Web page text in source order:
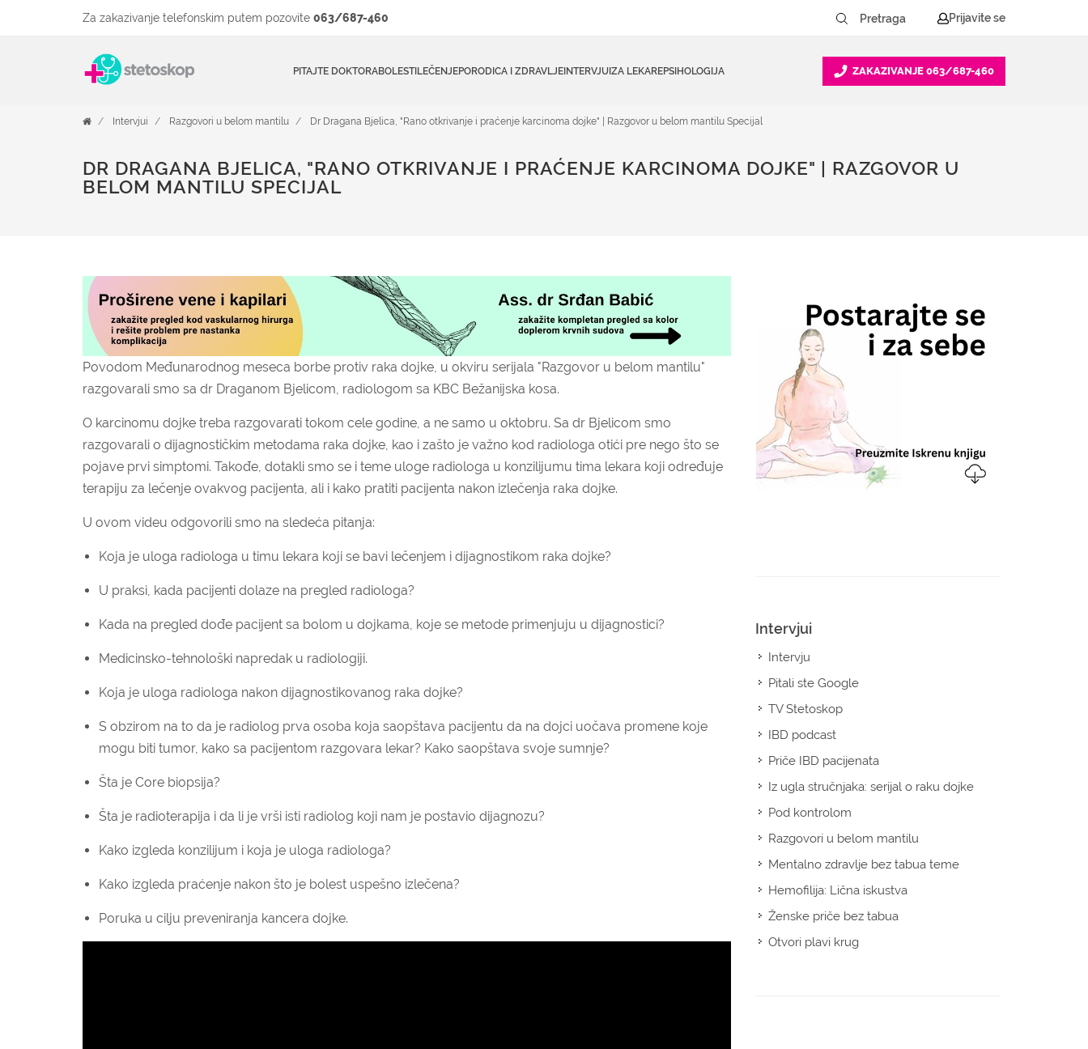
Za zakazivanje telefonskim putem pozovite 063/687-460 Prijavite se
PITAJTE DOKTORABOLESTILEČENJEPORODICA I ZDRAVLJEINTERVJUIZA LEKAREPSIHOLOGIJA ZAKAZIVANJE 063/687-460
Intervjui Razgovori u belom mantilu Dr Dragana Bjelica, "Rano otkrivanje i praćenje karcinoma dojke" | Razgovor u belom mantilu Specijal
DR DRAGANA BJELICA, "RANO OTKRIVANJE I PRAĆENJE KARCINOMA DOJKE" | RAZGOVOR U
BELOM MANTILU SPECIJAL
Povodom Međunarodnog meseca borbe protiv raka dojke, u okviru serijala "Razgovor u belom mantilu"
razgovarali smo sa dr Draganom Bjelicom, radiologom sa KBC Bežanijska kosa.
O karcinomu dojke treba razgovarati tokom cele godine, a ne samo u oktobru. Sa dr Bjelicom smo
razgovarali o dijagnostičkim metodama raka dojke, kao i zašto je važno kod radiologa otići pre nego što se
pojave prvi simptomi. Takođe, dotakli smo se i teme uloge radiologa u konzilijumu tima lekara koji određuje
terapiju za lečenje ovakvog pacijenta, ali i kako pratiti pacijenta nakon izlečenja raka dojke.
U ovom videu odgovorili smo na sledeća pitanja:
Koja je uloga radiologa u timu lekara koji se bavi lečenjem i dijagnostikom raka dojke?
U praksi, kada pacijenti dolaze na pregled radiologa?
Kada na pregled dođe pacijent sa bolom u dojkama, koje se metode primenjuju u dijagnostici?
Medicinsko-tehnološki napredak u radiologiji.
Koja je uloga radiologa nakon dijagnostikovanog raka dojke?
S obzirom na to da je radiolog prva osoba koja saopštava pacijentu da na dojci uočava promene koje
mogu biti tumor, kako sa pacijentom razgovara lekar? Kako saopštava svoje sumnje?
Šta je Core biopsija?
Šta je radioterapija i da li je vrši isti radiolog koji nam je postavio dijagnozu?
Kako izgleda konzilijum i koja je uloga radiologa?
Kako izgleda praćenje nakon što je bolest uspešno izlečena?
Poruka u cilju preveniranja kancera dojke.
Intervjui
Intervju
Pitali ste Google
TV Stetoskop
IBD podcast
Priče IBD pacijenata
Iz ugla stručnjaka: serijal o raku dojke
Pod kontrolom
Razgovori u belom mantilu
Mentalno zdravlje bez tabua teme
Hemofilija: Lična iskustva
Ženske priče bez tabua
Otvori plavi krug